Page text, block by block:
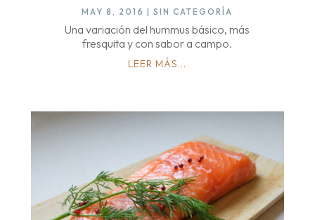
MAY 8, 2016 |SIN CATEGORÍA
Una variación del hummus básico, más
fresquita y con sabor a campo.
LEER MÁS...